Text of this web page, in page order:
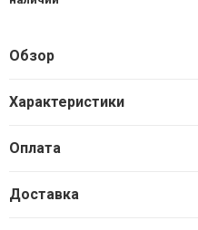
Обзор
Характеристики
Оплата
Доставка